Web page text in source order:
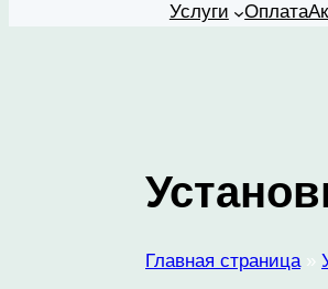
Услуги Оплата
Главная страница»